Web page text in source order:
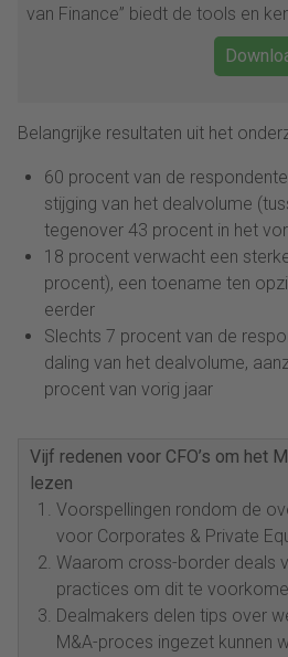
van Finance” biedt de tools en
Belangrijke resultaten uit het
60 procent van de
stijging van het dealvolume
tegenover 43 procent in het
18 procent verwacht een
procent), een toename ten
eerder
Slechts 7 procent van de
daling van het dealvolume,
procent van vorig jaar
Vijf redenen voor CFO’s om het
lezen
Voorspellingen rondom de
voor Corporates & Private
Waarom cross-border deals
practices om dit te
Dealmakers delen tips over
M&A-proces ingezet kunnen